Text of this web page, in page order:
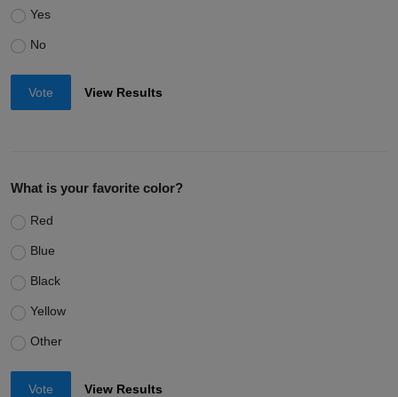
Yes
No
Vote View Results
What is your favorite color?
Red
Blue
Black
Yellow
Other
Vote View Results